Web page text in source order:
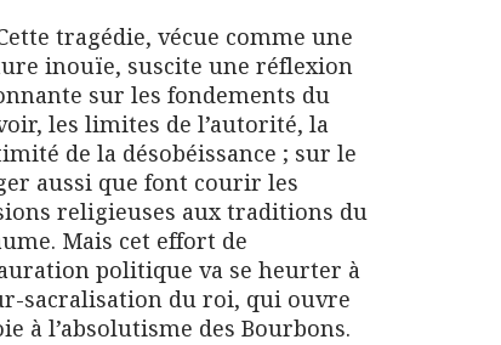
tragédie, vécue comme une
inouïe, suscite une réflexion
sur les fondements du
les limites de l’autorité, la
de la désobéissance ; sur le
aussi que font courir les
religieuses aux traditions du
Mais cet effort de
politique va se heurter à
sacralisation du roi, qui ouvre
à l’absolutisme des Bourbons.